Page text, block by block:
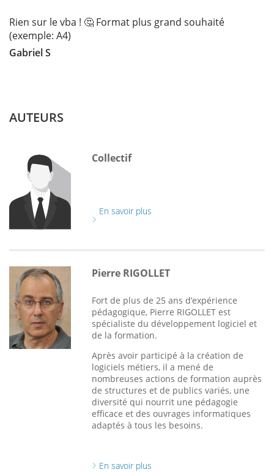
Rien sur le vba ! 🤔 Format plus grand souhaité
(exemple: A4)
Gabriel S
AUTEURS
Collectif
En savoir plus
Pierre RIGOLLET
Fort de plus de 25 ans d’expérience
pédagogique, Pierre RIGOLLET est
spécialiste du développement logiciel et
de la formation.
Après avoir participé à la création de
logiciels métiers, il a mené de
nombreuses actions de formation auprès
de structures et de publics variés, une
diversité qui nourrit une pédagogie
efficace et des ouvrages informatiques
adaptés à tous les besoins.
En savoir plus